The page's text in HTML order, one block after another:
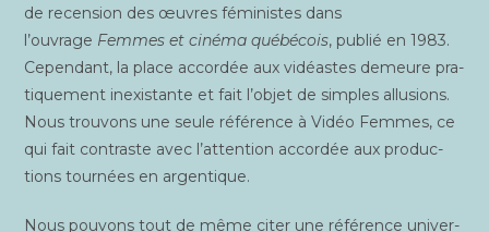
de recen­sion des œuvres fémi­nistes dans
l’ouvrage Femmes et ciné­ma qué­bé­cois, publié en 1983.
Cepen­dant, la place accor­dée aux vidéastes demeure pra­
ti­que­ment inexis­tante et fait l’objet de simples allu­sions.
Nous trou­vons une seule réfé­rence à Vidéo Femmes, ce
qui fait contraste avec l’attention accor­dée aux pro­duc­
tions tour­nées en argentique.
Nous pou­vons tout de même citer une réfé­rence uni­ver­